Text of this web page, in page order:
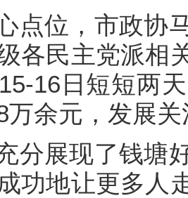
点位，市政协
各民主党派相
16日短短两
万余元，发展
分展现了钱塘
功地让更多人